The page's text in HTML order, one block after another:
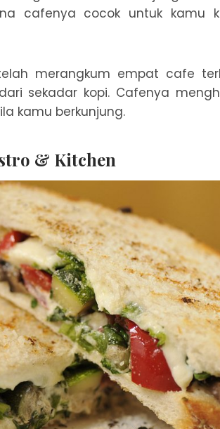
cafenya cocok untuk kamu
merangkum empat cafe
sekadar kopi. Cafenya
kamu berkunjung.
& Kitchen